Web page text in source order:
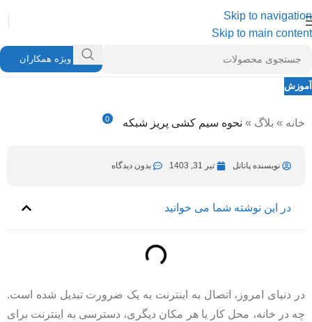
Skip to navigation
Skip to main content
ویژه همکاران
آموزش
نویسنده پاناتلآبان 26, 1404 در تیر 31, 1403
0 خانه » بلاگ » نحوه سیم کشی پریز شبکه
نویسنده پاناتل تیر 31, 1403 بدون دیدگاه
در این نوشته شما می خوانید
در دنیای امروز، اتصال به اینترنت به یک ضرورت تبدیل شده است.
چه در خانه، محل کار یا هر مکان دیگری، دسترسی به اینترنت برای